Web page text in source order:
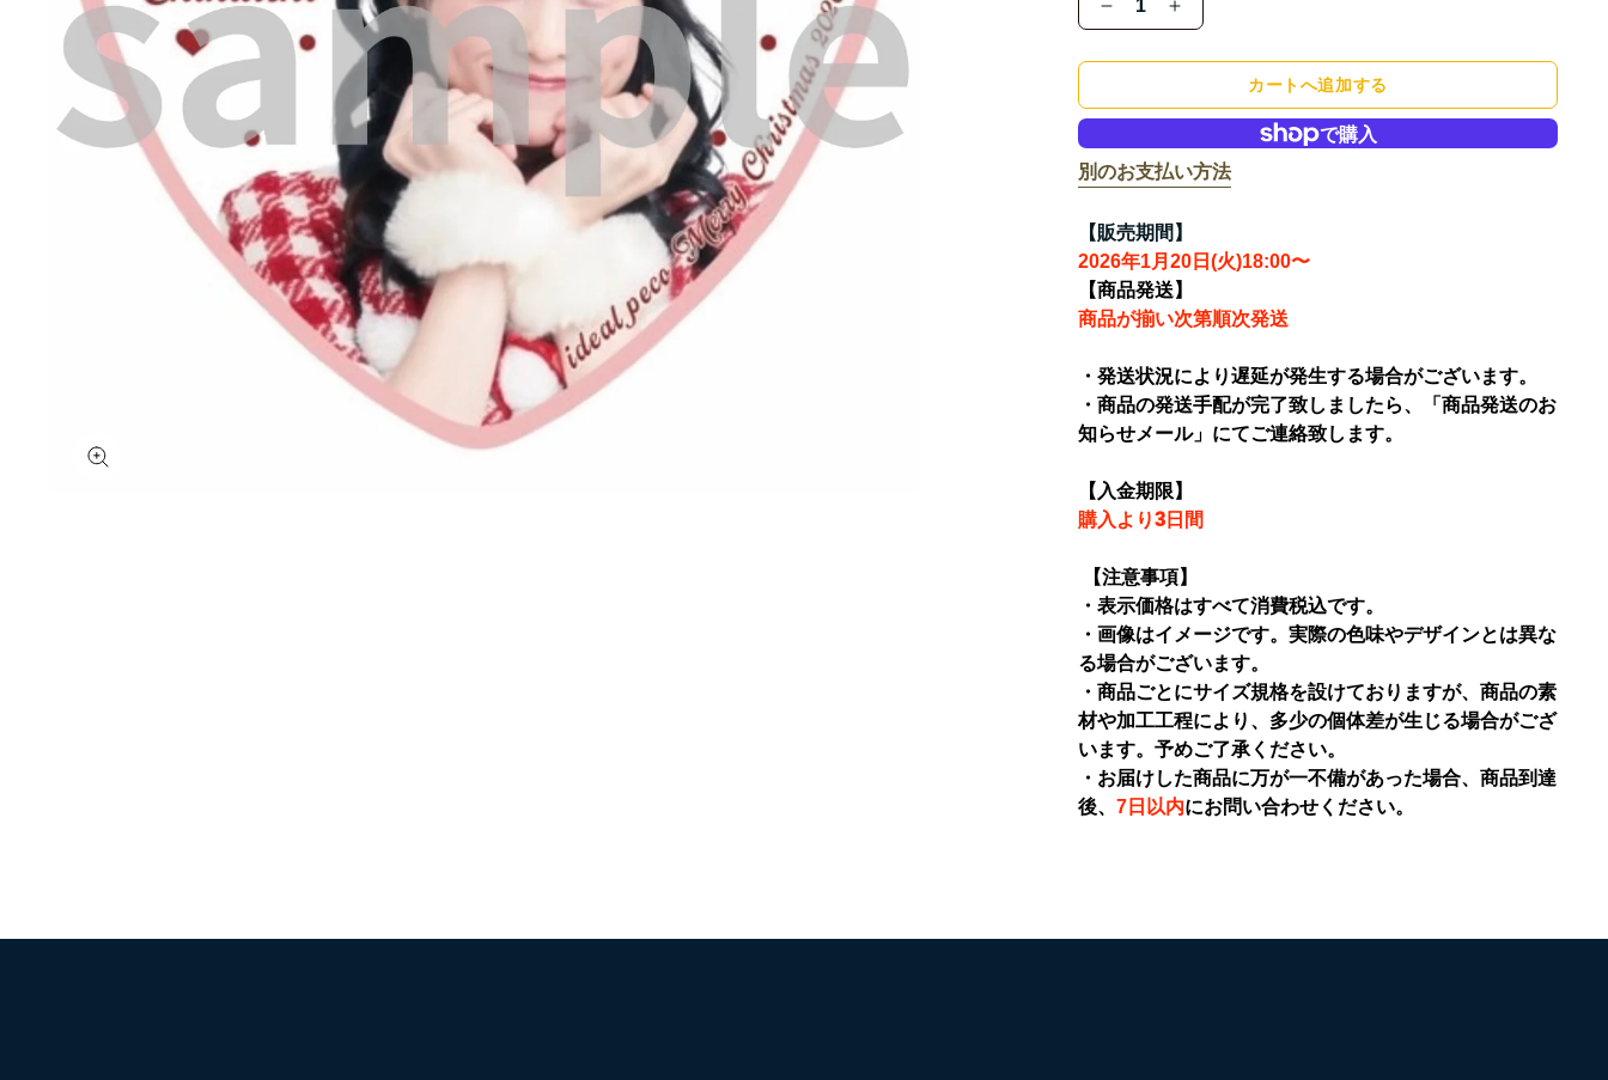
【ideal
リ
マ
ス
ペ
コ
近
石
日
奈
ハ
ー
ト
缶
バ
ッ
チ
の
数
量
を
減
ら
す
【ideal
リ
マ
ス
ペ
コ
近
石
日
奈
ハ
ー
缶
バ
ッ
チ
の
数
を
増
加
カートへ追加する
別のお支払い方法
【販売期間】
2026年1月20日(火)18:00〜
【商品発送】
商品が揃い次第順次発送
・発送状況により遅延が発生する場合がございます。
・商品の発送手配が完了致しましたら、「商品発送のお
知らせメール」にてご連絡致します。
【入金期限】
購入より3日間
【注意事項】
・表示価格はすべて消費税込です。
・画像はイメージです。実際の色味やデザインとは異な
る場合がございます。
・商品ごとにサイズ規格を設けておりますが、商品の素
材や加工工程により、多少の個体差が生じる場合がござ
います。予めご了承ください。
・お届けした商品に万が一不備があった場合、 商品到達
後、 7日以内にお問い合わせください。